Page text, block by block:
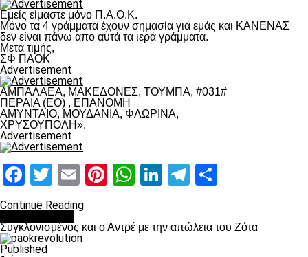
Εμείς είμαστε μόνο Π.Α.Ο.Κ.
Μόνο τα 4 γράμματα έχουν σημασία για εμάς και ΚΑΝΕΝΑΣ
δεν είναι πάνω απο αυτά τα ιερά γράμματα.
Μετά τιμής,
ΣΦ ΠΑΟΚ
Advertisement
ΑΜΠΑΛΑΕΑ, ΜΑΚΕΔΟΝΕΣ, ΤΟΥΜΠΑ, #031#
ΠΕΡΑΙΑ (ΕΟ) , ΕΠΑΝΟΜΗ
ΑΜΥΝΤΑΙΟ, ΜΟΥΔΑΝΙΑ, ΦΛΩΡΙΝΑ,
ΧΡΥΣΟΥΠΟΛΗ».
Advertisement
Facebook
Twitter
EmailPinterest
WhatsApp
LinkedIn
Telegram
Continue Reading
Συγκλονισμένος και ο Αντρέ με την απώλεια του Ζότα
Published